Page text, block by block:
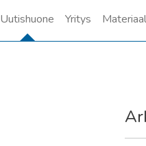
Uutishuone Yritys